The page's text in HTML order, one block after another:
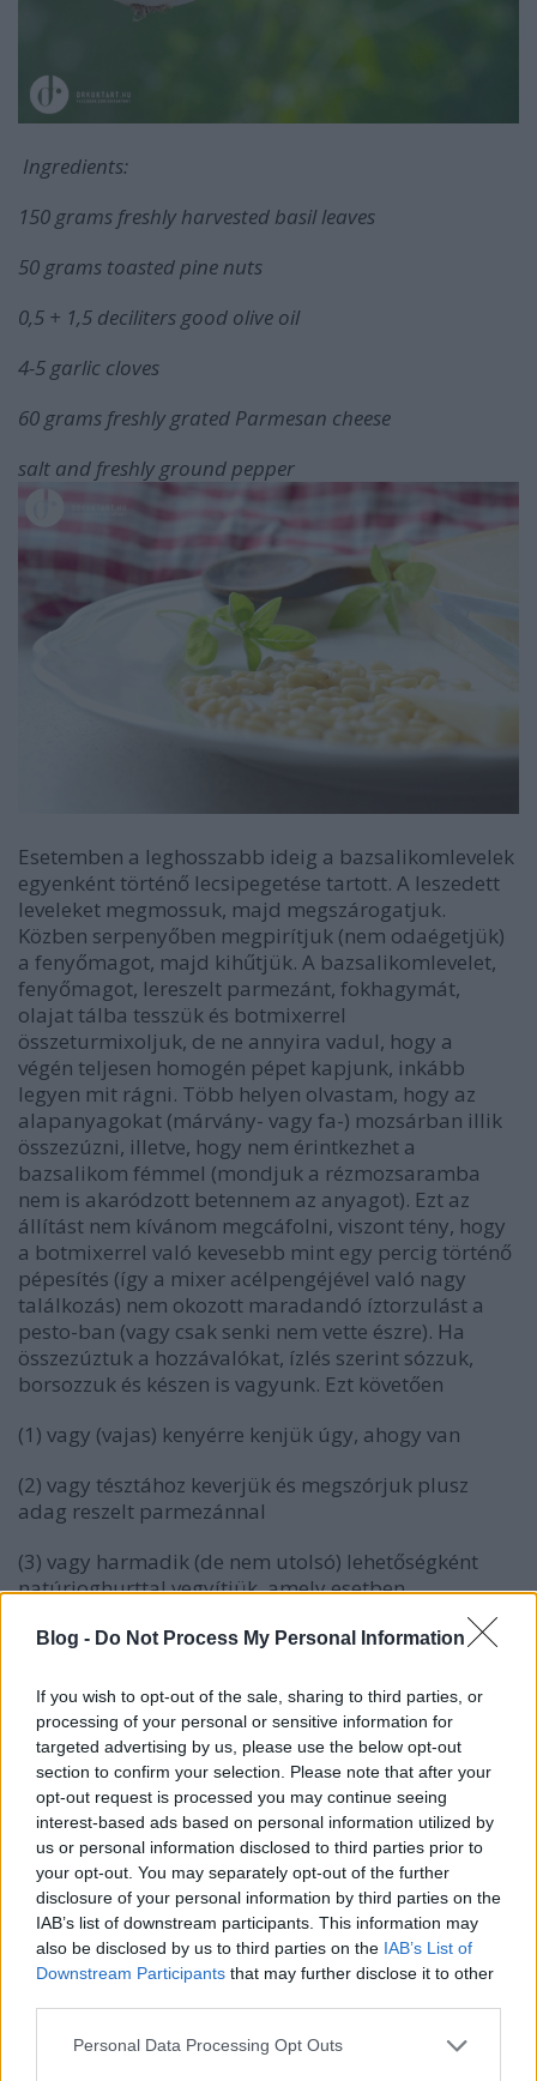
Blog - Do Not Process My Personal Information
If you wish to opt-out of the sale, sharing to third parties, or
processing of your personal or sensitive information for
targeted advertising by us, please use the below opt-out
section to confirm your selection. Please note that after your
opt-out request is processed you may continue seeing
interest-based ads based on personal information utilized by
us or personal information disclosed to third parties prior to
your opt-out. You may separately opt-out of the further
disclosure of your personal information by third parties on the
IAB’s list of downstream participants. This information may
also be disclosed by us to third parties on the IAB’s List of
Downstream Participants that may further disclose it to other
Please note that this website/app uses one or more Google
Personal Data Processing Opt Outs
Ingredients:
150 grams freshly harvested basil leaves
50 grams toasted pine nuts
0,5 + 1,5 deciliters good olive oil
4-5 garlic cloves
60 grams freshly grated Parmesan cheese
salt and freshly ground pepper
Esetemben a leghosszabb ideig a bazsalikomlevelek
egyenként történő lecsipegetése tartott. A leszedett
leveleket megmossuk, majd megszárogatjuk.
Közben serpenyőben megpirítjuk (nem odaégetjük)
a fenyőmagot, majd kihűtjük. A bazsalikomlevelet,
fenyőmagot, lereszelt parmezánt, fokhagymát,
olajat tálba tesszük és botmixerrel
összeturmixoljuk, de ne annyira vadul, hogy a
végén teljesen homogén pépet kapjunk, inkább
legyen mit rágni. Több helyen olvastam, hogy az
alapanyagokat (márvány- vagy fa-) mozsárban illik
összezúzni, illetve, hogy nem érintkezhet a
bazsalikom fémmel (mondjuk a rézmozsaramba
nem is akaródzott betennem az anyagot). Ezt az
állítást nem kívánom megcáfolni, viszont tény, hogy
a botmixerrel való kevesebb mint egy percig történő
pépesítés (így a mixer acélpengéjével való nagy
találkozás) nem okozott maradandó íztorzulást a
pesto-ban (vagy csak senki nem vette észre). Ha
összezúztuk a hozzávalókat, ízlés szerint sózzuk,
borsozzuk és készen is vagyunk. Ezt követően
(1) vagy (vajas) kenyérre kenjük úgy, ahogy van
(2) vagy tésztához keverjük és megszórjuk plusz
adag reszelt parmezánnal
(3) vagy harmadik (de nem utolsó) lehetőségként
natúrjoghurttal vegyítjük, amely esetben
teljesen egyszerű "nevezzük salátának" salátát is:
érett koktélparadicsomokat megmostam,
elfeleztem, befőttesüvegbe tettem, rá só, bors,
frissen facsart citromlé (ízlés szerint, én felet
csavartam rá) és jó minőségű olívaolaj, frissen
apróra vágott bazsalikom, majd az egészet
összeráztam, és hagytam egy picit (mondjuk egy
órát) hűtőben levet ereszteni, összeérni. Ízlés szerint
mini mozarella sajtokat is elfelezhetünk és
vegyíthetünk ebbe a pofon egyszerű salátába.
Mennyei eledel.